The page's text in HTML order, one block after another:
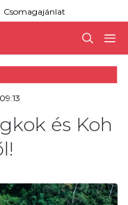
Csomagajánlat
és Koh